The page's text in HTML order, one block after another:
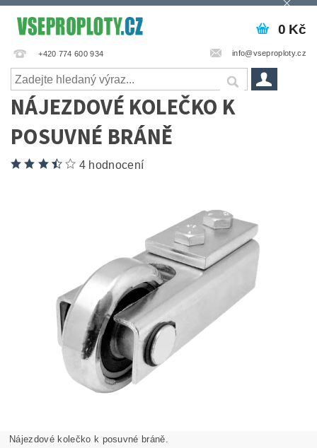
+420 774 600 934 info@vseproploty.cz
0 Kč
NÁJEZDOVÉ KOLEČKO K
POSUVNÉ BRÁNĚ
4 hodnocení
Nájezdové kolečko k posuvné bráně.